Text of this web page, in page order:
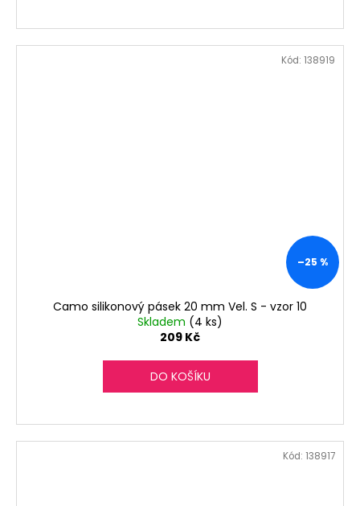
–25 %
Camo silikonový pásek 20 mm Vel. S - vzor 10
Skladem (4 ks)
209 Kč
DO KOŠÍKU
Kód: 138919
Kód: 138917